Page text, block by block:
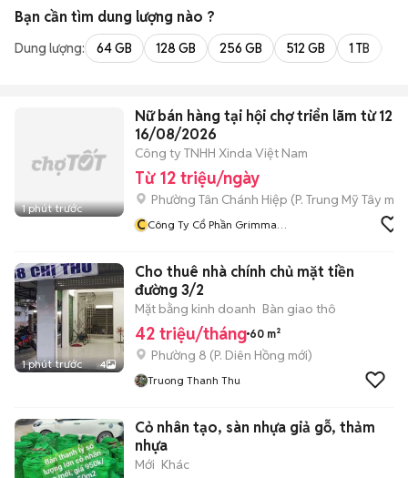
Bạn cần tìm dung lượng nào ?
Dung lượng: 64 GB 128 GB 256 GB 512 GB 1 TB
1 phút trước
Nữ bán hàng tại hội chợ triển lãm từ 12-
16/08/2026
Công ty TNHH Xinda Việt Nam
Từ 12 triệu/ngày
Phường Tân Chánh Hiệp (P. Trung Mỹ Tây mới)
CCông Ty Cổ Phần Grimma
1 phút trước 4
Cho thuê nhà chính chủ mặt tiền
đường 3/2
Mặt bằng kinh doanh Bàn giao thô
42 triệu/tháng 60 m²
Phường 8 (P. Diên Hồng mới)
Truong Thanh Thu
Cỏ nhân tạo, sàn nhựa giả gỗ, thảm
nhựa
Mới Khác